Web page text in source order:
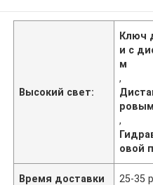
Высокий свет:
Ключ
и с
м
,
,
овой
Время доставки 25-35